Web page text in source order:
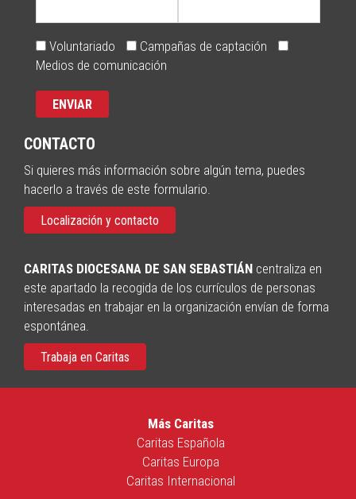
Voluntariado
Campañas de captación
Medios de comunicación
CONTACTO
Si quieres más información sobre algún tema, puedes
hacerlo a través de este formulario.
Localización y contacto
CARITAS DIOCESANA DE SAN SEBASTIÁN centraliza en
este apartado la recogida de los currículos de personas
interesadas en trabajar en la organización envían de forma
espontánea.
Trabaja en Caritas
Más Caritas
Caritas Española
Caritas Europa
Caritas Internacional